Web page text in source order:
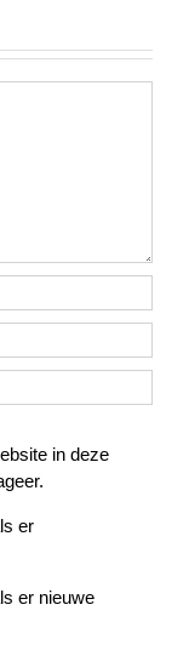
in deze
er
er nieuwe